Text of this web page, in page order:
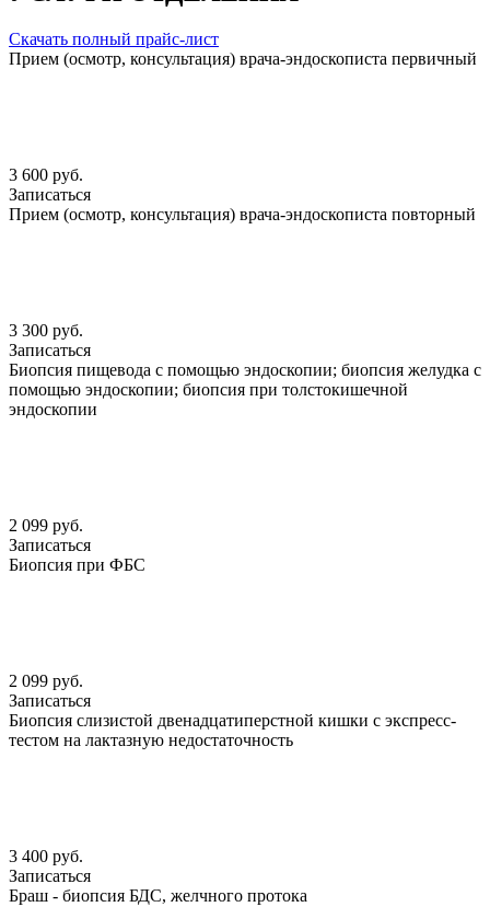
Скачать полный прайс-лист
Прием (осмотр, консультация) врача-эндоскописта первичный
3 600 руб.
Записаться
Прием (осмотр, консультация) врача-эндоскописта повторный
3 300 руб.
Записаться
Биопсия пищевода с помощью эндоскопии; биопсия желудка с
помощью эндоскопии; биопсия при толстокишечной
эндоскопии
2 099 руб.
Записаться
Биопсия при ФБС
2 099 руб.
Записаться
Биопсия слизистой двенадцатиперстной кишки с экспресс-
тестом на лактазную недостаточность
3 400 руб.
Записаться
Браш - биопсия БДС, желчного протока